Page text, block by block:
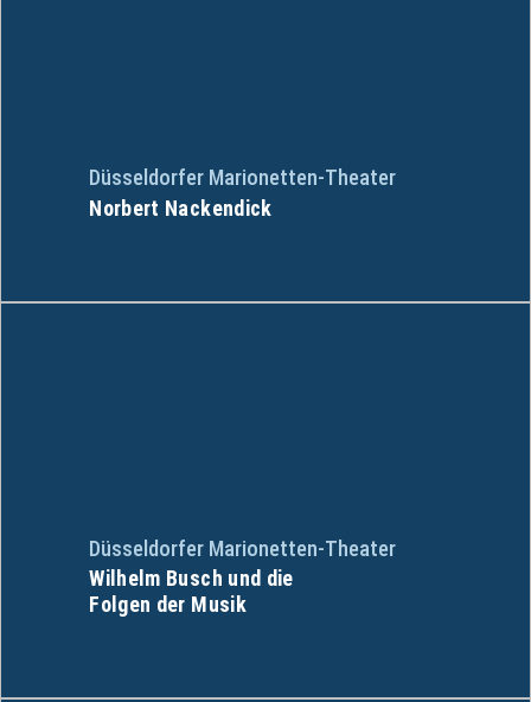
Düsseldorfer Marionetten-Theater
Norbert Nackendick
Düsseldorfer Marionetten-Theater
Wilhelm Busch und die
Folgen der Musik